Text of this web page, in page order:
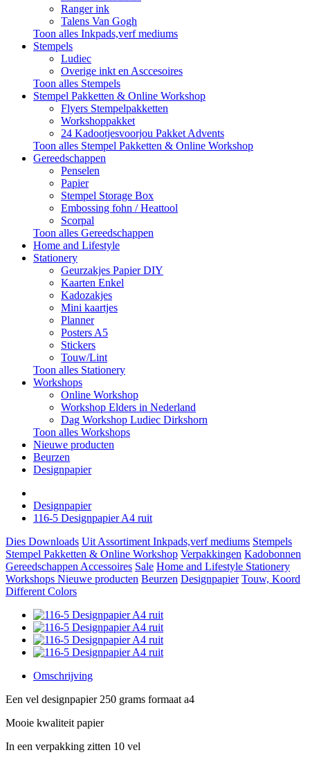
Ranger ink
Talens Van Gogh
Toon alles Inkpads,verf mediums
Stempels
Ludiec
Overige inkt en Asccesoires
Toon alles Stempels
Stempel Pakketten & Online Workshop
Flyers Stempelpakketten
Workshoppakket
24 Kadootjesvoorjou Pakket Advents
Toon alles Stempel Pakketten & Online Workshop
Gereedschappen
Penselen
Papier
Stempel Storage Box
Embossing fohn / Heattool
Scorpal
Toon alles Gereedschappen
Home and Lifestyle
Stationery
Geurzakjes Papier DIY
Kaarten Enkel
Kadozakjes
Mini kaartjes
Planner
Posters A5
Stickers
Touw/Lint
Toon alles Stationery
Workshops
Online Workshop
Workshop Elders in Nederland
Dag Workshop Ludiec Dirkshorn
Toon alles Workshops
Nieuwe producten
Beurzen
Designpapier
Designpapier
116-5 Designpapier A4 ruit
Dies Downloads Uit Assortiment Inkpads,verf mediums Stempels
Stempel Pakketten & Online Workshop Verpakkingen Kadobonnen
Gereedschappen Accessoires Sale Home and Lifestyle Stationery
Workshops Nieuwe producten Beurzen Designpapier Touw, Koord
Different Colors
Omschrijving
Een vel designpapier 250 grams formaat a4
Mooie kwaliteit papier
In een verpakking zitten 10 vel